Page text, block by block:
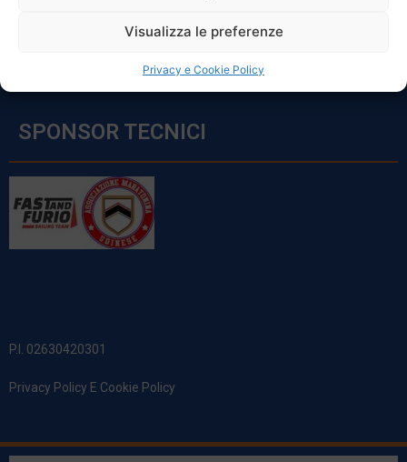
Visualizza le preferenze
Privacy e Cookie Policy
Sabato: 8:00 – 12:00
SPONSOR TECNICI
P.I. 02630420301
Privacy Policy E Cookie Policy